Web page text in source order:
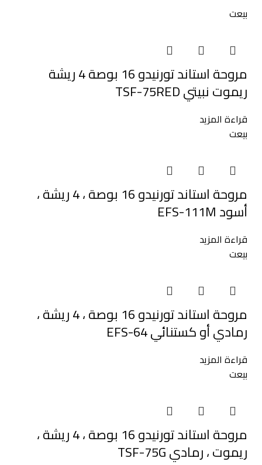
بيعت
مروحة استاند تورنيدو 16 بوصة 4 ريشة
ريموت نبيتي TSF-75RED
قراءة المزيد
بيعت
مروحة استاند تورنيدو 16 بوصة ، 4 ريشة ،
أسود EFS-111M
قراءة المزيد
بيعت
مروحة استاند تورنيدو 16 بوصة ، 4 ريشة ،
رمادي أو كستنائي EFS-64
قراءة المزيد
بيعت
مروحة استاند تورنيدو 16 بوصة ، 4 ريشة ،
ريموت ، رمادي TSF-75G